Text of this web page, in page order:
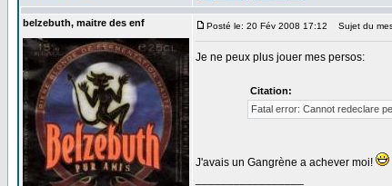
belzebuth, maitre des enf Posté le: 20 Fév 2008 17:12 Sujet du
Je ne peux plus jouer mes persos:
Citation:
Fatal error: Cannot redeclare
J'avais un Gangrène a achever moi!